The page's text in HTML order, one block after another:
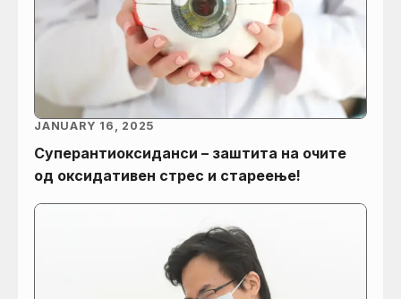
Суперантиоксиданси – заштита на очите
од оксидативен стрес и стареење!
JANUARY 16, 2025